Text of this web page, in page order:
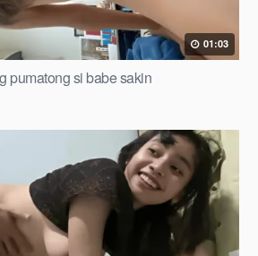
01:03
pumatong si babe sakin